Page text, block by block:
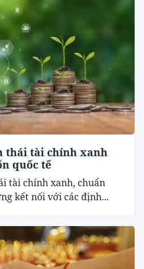
thái tài chính xanh
quốc tế
tài chính xanh, chuẩn
kết nối với các định...